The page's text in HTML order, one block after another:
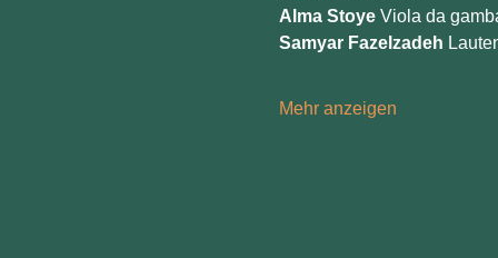
Alma Stoye Viola da
Samyar Fazelzadeh
Mehr anzeigen